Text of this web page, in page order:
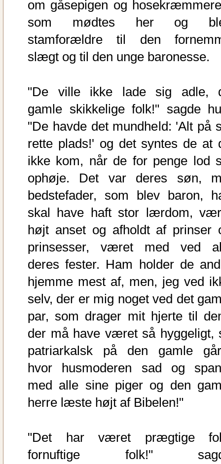
om gåsepigen og
som mødtes her og
stamforældre til den
slægt og til den unge baronesse.
"De ville ikke lade sig adle,
gamle skikkelige folk!" sagde
"De havde det mundheld: 'Alt på
rette plads!' og det syntes de at
ikke kom, når de for penge lod
ophøje. Det var deres søn,
bedstefader, som blev baron,
skal have haft stor lærdom,
højt anset og afholdt af prinser
prinsesser, været med ved
deres fester. Ham holder de
hjemme mest af, men, jeg ved
selv, der er mig noget ved det
par, som drager mit hjerte til
der må have været så hyggeligt,
patriarkalsk på den gamle
hvor husmoderen sad og
med alle sine piger og den
herre læste højt af Bibelen!"
"Det har været prægtige
fornuftige folk!"